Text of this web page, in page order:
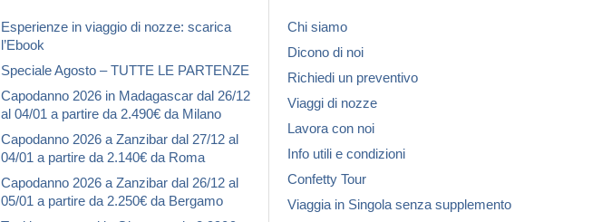
Esperienze in viaggio di nozze: scarica
l’Ebook
Speciale Agosto – TUTTE LE PARTENZE
Capodanno 2026 in Madagascar dal 26/12
al 04/01 a partire da 2.490€ da Milano
Capodanno 2026 a Zanzibar dal 27/12 al
04/01 a partire da 2.140€ da Roma
Capodanno 2026 a Zanzibar dal 26/12 al
05/01 a partire da 2.250€ da Bergamo
Chi siamo
Dicono di noi
Richiedi un preventivo
Viaggi di nozze
Lavora con noi
Info utili e condizioni
Confetty Tour
Viaggia in Singola senza supplemento